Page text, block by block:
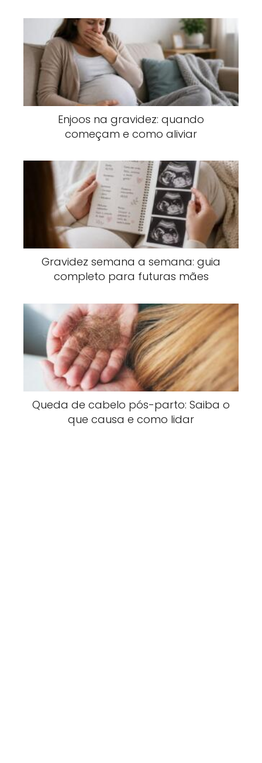
Enjoos na gravidez: quando
começam e como aliviar
Gravidez semana a semana: guia
completo para futuras mães
Queda de cabelo pós-parto: Saiba o
que causa e como lidar